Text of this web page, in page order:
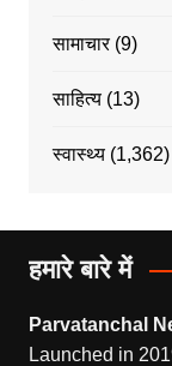
सामाचार(9)
साहित्य(13)
स्वास्थ्य(1,362)
हमारे बारे में
Parvatanchal
Launched in